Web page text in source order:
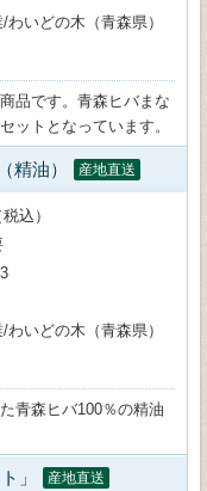
わいどの木（青森県）
品です。青森ヒバまな
ットとなっています。
油） 産地直送
込）
わいどの木（青森県）
青森ヒバ100％の精油
」 産地直送